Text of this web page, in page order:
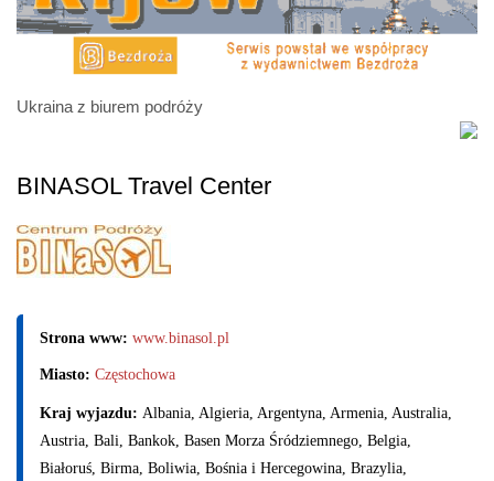
Ukraina z biurem podróży
BINASOL Travel Center
Strona www: www.binasol.pl
Miasto: Częstochowa
Kraj wyjazdu: Albania, Algieria, Argentyna, Armenia, Australia,
Austria, Bali, Bankok, Basen Morza Śródziemnego, Belgia,
Białoruś, Birma, Boliwia, Bośnia i Hercegowina, Brazylia,